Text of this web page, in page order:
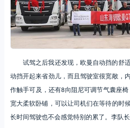
试驾之后我还发现，欧曼自动挡的舒
动挡开起来省劲儿，而且驾驶室很宽敞，
作触手可及，还有8向阻尼可调节气囊座
宽大柔软卧铺，可以让司机们在等待的时
长时间驾驶也不会感觉特别的累了。李队长